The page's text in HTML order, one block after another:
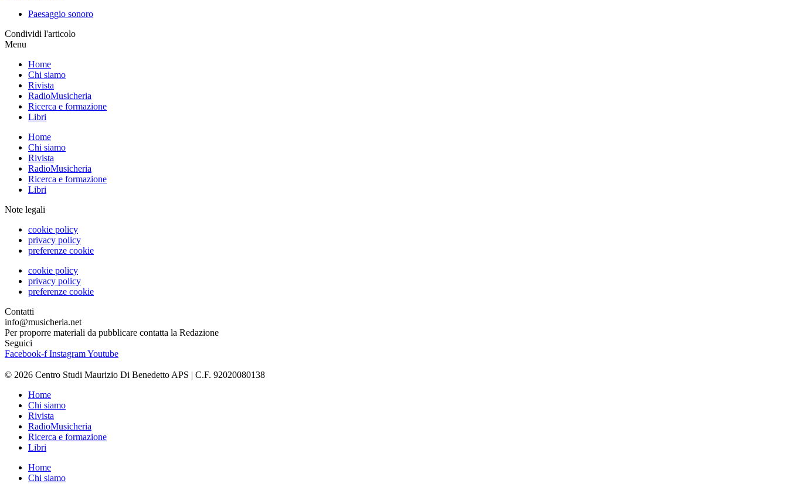
Paesaggio sonoro
Condividi l'articolo
Menu
Home
Chi siamo
Rivista
RadioMusicheria
Ricerca e formazione
Libri
Home
Chi siamo
Rivista
RadioMusicheria
Ricerca e formazione
Libri
Note legali
cookie policy
privacy policy
preferenze cookie
cookie policy
privacy policy
preferenze cookie
Contatti
info@musicheria.net
Per proporre materiali da pubblicare contatta la Redazione
Seguici
Facebook-f InstagramYoutube
© 2026 Centro Studi Maurizio Di Benedetto APS | C.F. 92020080138
Home
Chi siamo
Rivista
RadioMusicheria
Ricerca e formazione
Libri
Home
Chi siamo